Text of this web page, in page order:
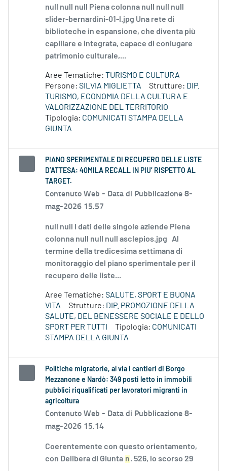
null null null Piena colonna null null null
slider-bernardini-01-l.jpg Una rete di
biblioteche in espansione, che diventa più
capillare e integrata, capace di coniugare
patrimonio culturale,...
Aree Tematiche: TURISMO E CULTURA
Persone: SILVIA MIGLIETTA Strutture: DIP.
TURISMO, ECONOMIA DELLA CULTURA E
VALORIZZAZIONE DEL TERRITORIO
Tipologia: COMUNICATI STAMPA DELLA
GIUNTA
PIANO SPERIMENTALE DI RECUPERO DELLE LISTE
D’ATTESA: 40MILA RECALL IN PIU’ RISPETTO AL
TARGET.
Contenuto Web - Data di Pubblicazione 8-
mag-2026 15.57
null null I dati delle singole aziende Piena
colonna null null null asclepios.jpg Al
termine della tredicesima settimana di
monitoraggio del piano sperimentale per il
recupero delle liste...
Aree Tematiche: SALUTE, SPORT E BUONA
VITA
Strutture: DIP. PROMOZIONE DELLA
SALUTE, DEL BENESSERE SOCIALE E DELLO
SPORT PER TUTTI
Tipologia: COMUNICATI
STAMPA DELLA GIUNTA
Politiche migratorie, al via i cantieri di Borgo
Mezzanone e Nardò: 349 posti letto in immobili
pubblici riqualificati per lavoratori migranti in
agricoltura
Contenuto Web - Data di Pubblicazione 8-
mag-2026 15.14
Coerentemente con questo orientamento,
con Delibera di Giunta n. 526, lo scorso 29